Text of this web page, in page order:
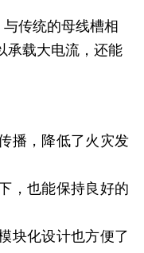
传统的母线槽相
承载大电流，还能
播，降低了火灾发
，也能保持良好的
块化设计也方便了